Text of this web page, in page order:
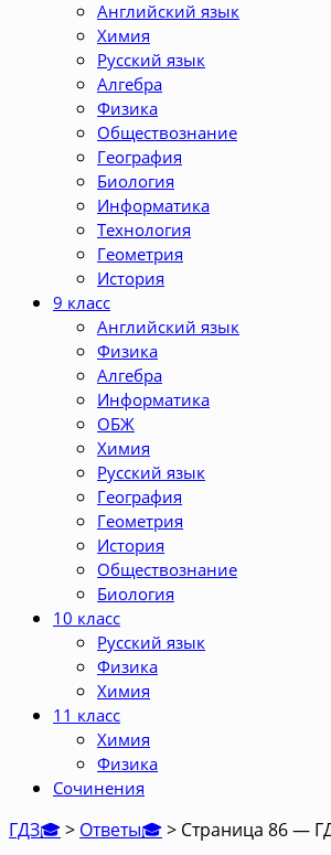
Английский язык
Химия
Русский язык
Алгебра
Физика
Обществознание
География
Биология
Информатика
Технология
Геометрия
История
9 класс
Английский язык
Физика
Алгебра
Информатика
ОБЖ
Химия
Русский язык
География
Геометрия
История
Обществознание
Биология
10 класс
Русский язык
Физика
Химия
11 класс
Химия
Физика
Сочинения
ГДЗ🎓> Ответы🎓> Страница 86 —